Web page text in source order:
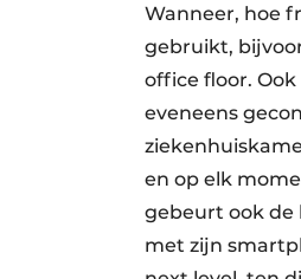
Wanneer, hoe
gebruikt,
office floor.
eveneens
en op elk
gebeurt ook de
met zijn